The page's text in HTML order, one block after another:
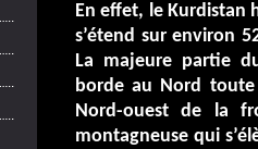
En effet, le Kurdistan
s’étend sur environ
La majeure partie
borde au Nord
Nord-ouest de la
montagneuse qui